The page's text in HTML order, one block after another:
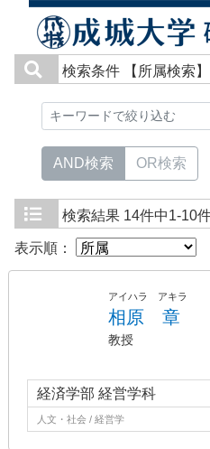
検索条件 【所属検索
AND検索 OR検索
検索結果 14件中1-10
表示順：
アイハラ アキラ
相原 章
教授
経済学部 経営学科
人文・社会 / 経営学